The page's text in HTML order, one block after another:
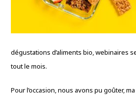
dégustations d’aliments bio, webinaires
tout le mois.
Pour l’occasion, nous avons pu goûter,